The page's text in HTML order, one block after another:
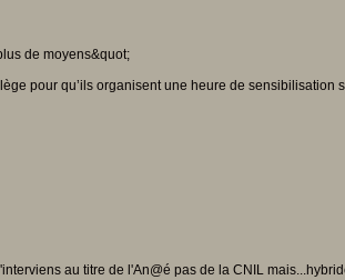
pour qu’ils organisent une heure de
au titre de l'An@é pas de la CNIL